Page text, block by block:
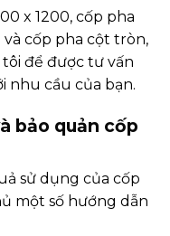
x 1200, cốp pha
cốp pha cột tròn,
để được tư vấn
nhu cầu của bạn.
bảo quản cốp
sử dụng của cốp
một số hướng dẫn